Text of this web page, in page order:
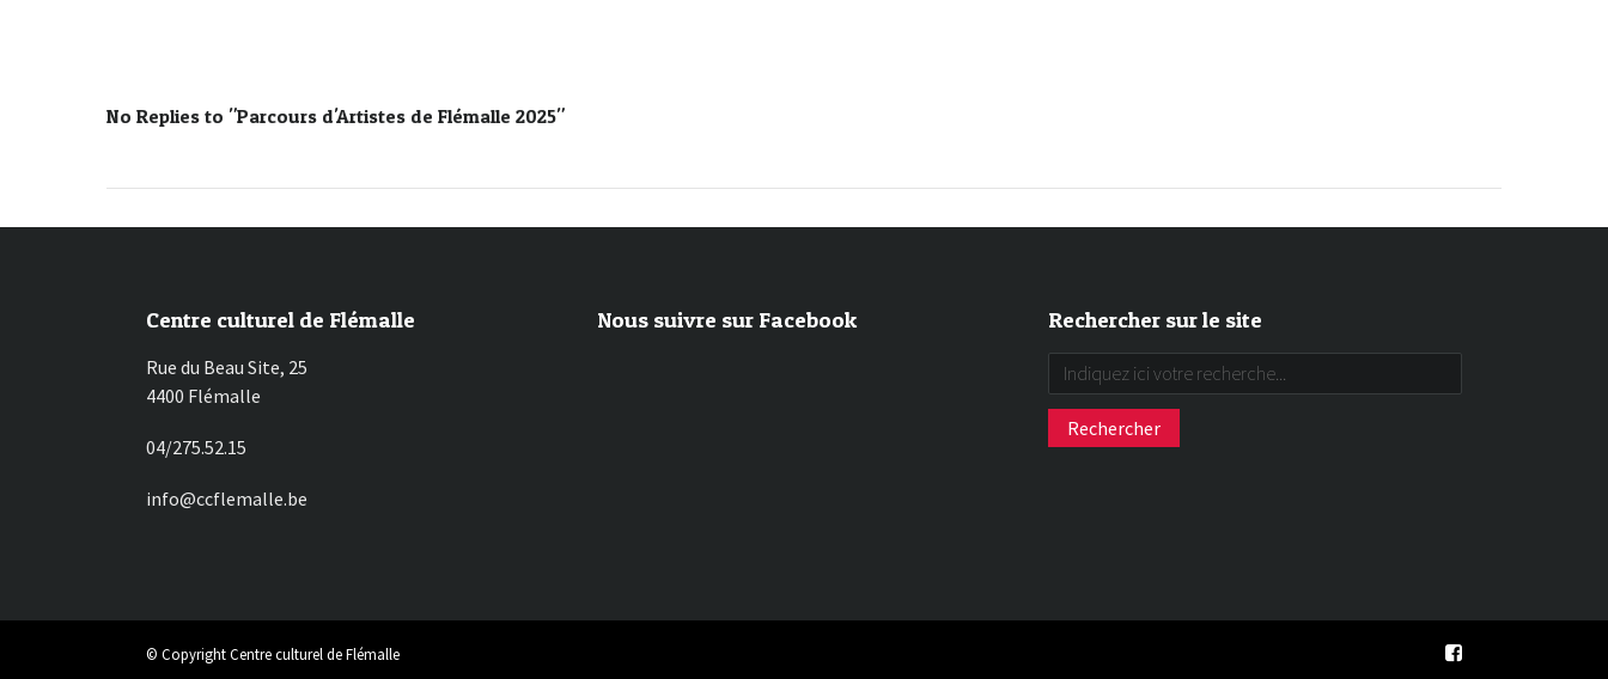
No Replies to "Parcours d'Artistes de Flémalle 2025"
Centre culturel de Flémalle
Rue du Beau Site, 25
4400 Flémalle
04/275.52.15
info@ccflemalle.be
Nous suivre sur Facebook Rechercher sur le site
© Copyright Centre culturel de Flémalle